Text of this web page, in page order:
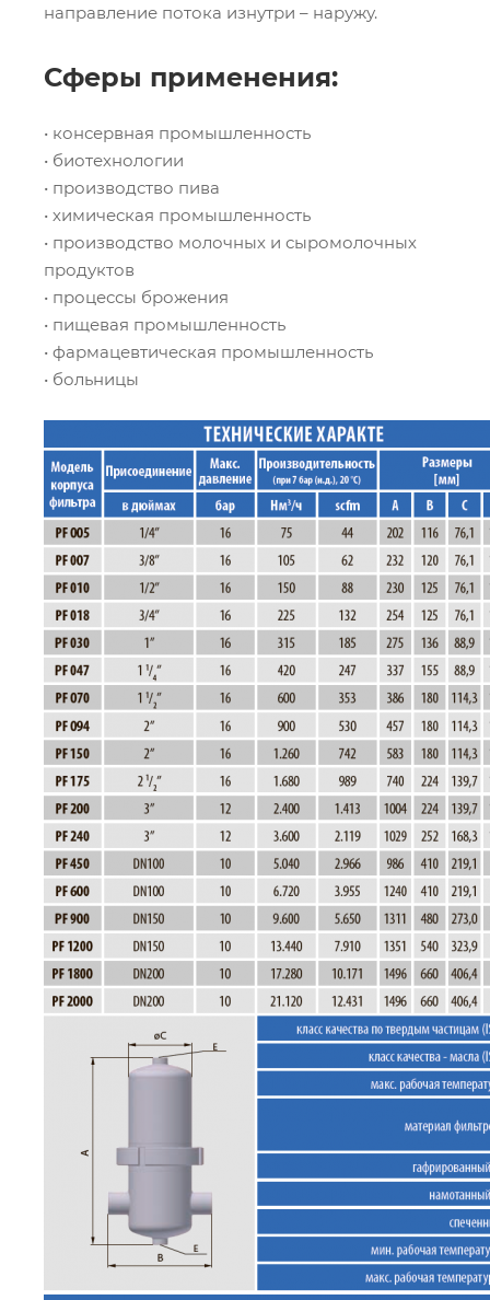
направление потока изнутри – наружу.
Сферы применения:
• консервная промышленность
• биотехнологии
• производство пива
• химическая промышленность
• производство молочных и сыромолочных
продуктов
• процессы брожения
• пищевая промышленность
• фармацевтическая промышленность
• больницы